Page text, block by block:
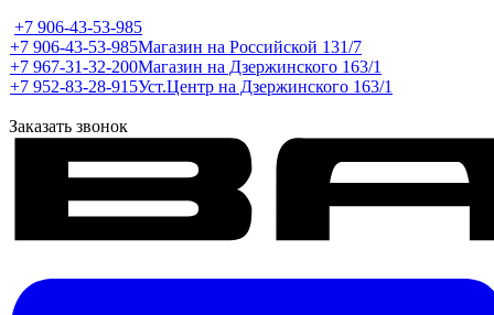
+7 906-43-53-985
+7 906-43-53-985Магазин на Российской 131/7
+7 967-31-32-200Магазин на Дзержинского 163/1
+7 952-83-28-915Уст.Центр на Дзержинского 163/1
Заказать звонок